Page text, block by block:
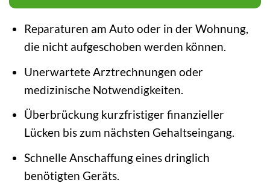
Reparaturen am Auto oder in der Wohnung,
die nicht aufgeschoben werden können.
Unerwartete Arztrechnungen oder
medizinische Notwendigkeiten.
Überbrückung kurzfristiger finanzieller
Lücken bis zum nächsten Gehaltseingang.
Schnelle Anschaffung eines dringlich
benötigten Geräts.